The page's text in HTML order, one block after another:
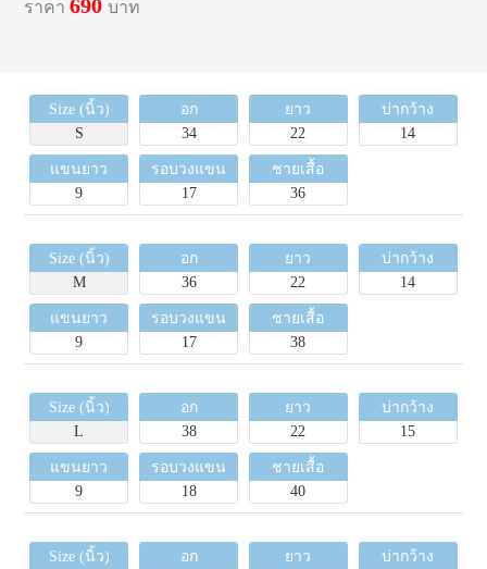
ราคา690บาท
Size (นิ้ว)
S
อก
34
ยาว
22
บ่ากว้าง
14
แขนยาว
9
รอบวงแขน
17
ชายเสื้อ
36
Size (นิ้ว)
M
อก
36
ยาว
22
บ่ากว้าง
14
แขนยาว
9
รอบวงแขน
17
ชายเสื้อ
38
Size (นิ้ว)
L
อก
38
ยาว
22
บ่ากว้าง
15
แขนยาว
9
รอบวงแขน
18
ชายเสื้อ
40
Size (นิ้ว)
อก
ยาว
บ่ากว้าง